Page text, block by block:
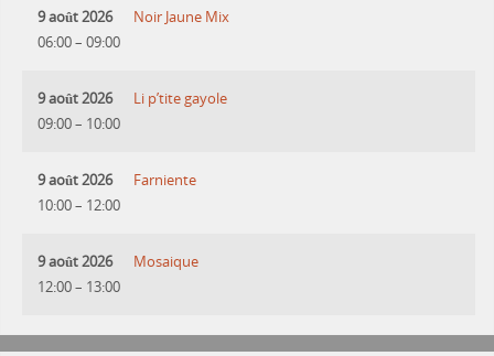
9 août 2026
06:00– 09:00
Noir Jaune Mix
9 août 2026
09:00– 10:00
Li p’tite gayole
9 août 2026
10:00– 12:00
Farniente
9 août 2026
12:00– 13:00
Mosaique